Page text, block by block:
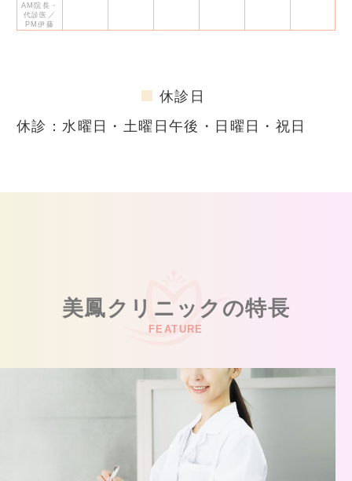
AM院長・
代診医／
PM伊藤
休診日
休診：水曜日・土曜日午後・日曜日・祝日
美鳳クリニックの特長
FEATURE